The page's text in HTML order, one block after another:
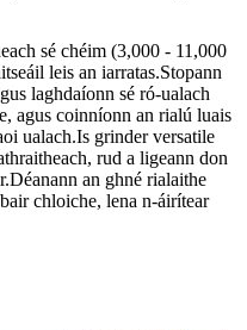
sé chéim (3,000 - 11,000
leis an iarratas.Stopann
laghdaíonn sé ró-ualach
agus coinníonn an rialú luais
ualach.Is grinder versatile
rud a ligeann don
an ghné rialaithe
chloiche, lena n-áirítear